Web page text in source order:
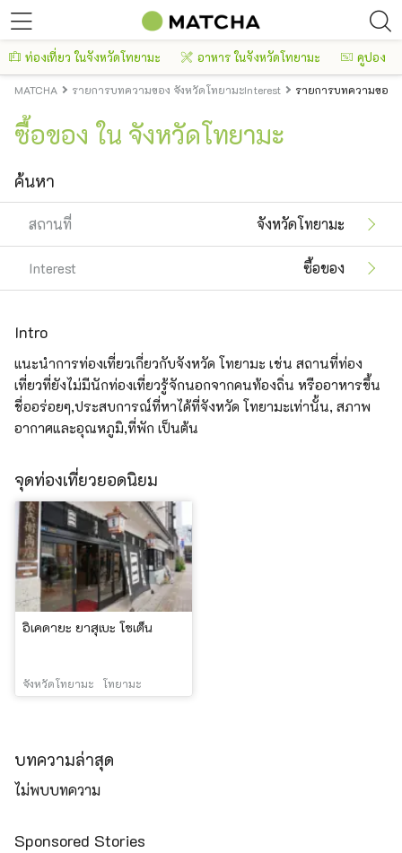
ท่องเที่ยว ในจังหวัดโทยามะ อาหาร ในจังหวัดโทยามะ คูปอง
MATCHA รายการบทความของ จังหวัดโทยามะInterest รายการบทความของ
ซื้อของ ใน จังหวัดโทยามะ
ค้นหา
สถานที่ จังหวัดโทยามะ
Interest ซื้อของ
Intro
แนะนำการท่องเที่ยวเกี่ยวกับจังหวัด โทยามะ เช่น สถานที่ท่อง
เที่ยวที่ยังไม่มีนักท่องเที่ยวรู้จักนอกจากคนท้องถิ่น หรืออาหารขึ้น
ชื่ออร่อยๆ,ประสบการณ์ที่หาได้ที่จังหวัด โทยามะเท่านั้น, สภาพ
อากาศและอุณหภูมิ,ที่พัก เป็นต้น
จุดท่องเที่ยวยอดนิยม
อิเคดายะ ยาสุเบะ โชเต็น
จังหวัดโทยามะ โทยามะ
บทความล่าสุด
ไม่พบบทความ
Sponsored Stories